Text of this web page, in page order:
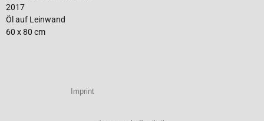
2017
Öl auf Leinwand
60 x 80 cm
Imprint